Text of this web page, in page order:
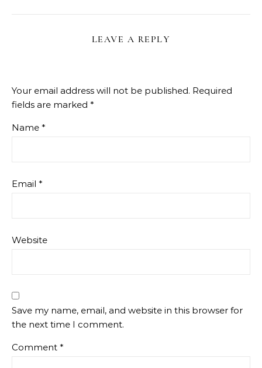
LEAVE A REPLY
Your email address will not be published. Required
fields are marked *
Name *
Email *
Website
Save my name, email, and website in this browser for
the next time I comment.
Comment *